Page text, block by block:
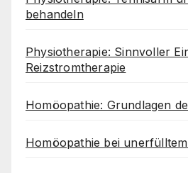
behandeln
Physiotherapie: Sinnvoller
Reizstromtherapie
Homöopathie: Grundlagen
Homöopathie bei